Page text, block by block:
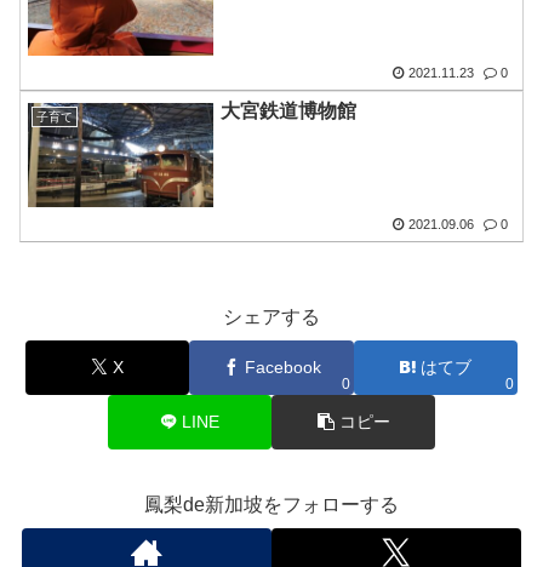
2021.11.23 0
子育て 大宮鉄道博物館
2021.09.06 0
シェアする
X Facebook
0
はてブ
0
LINE コピー
鳳梨de新加坡をフォローする